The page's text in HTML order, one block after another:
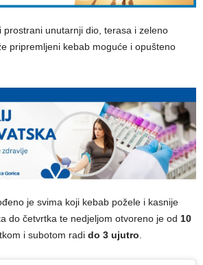
prostrani unutarnji dio, terasa i zeleno
pripremljeni kebab moguće i opušteno
je svima koji kebab požele i kasnije
do četvrtka te nedjeljom otvoreno je od 10
i subotom radi do 3 ujutro